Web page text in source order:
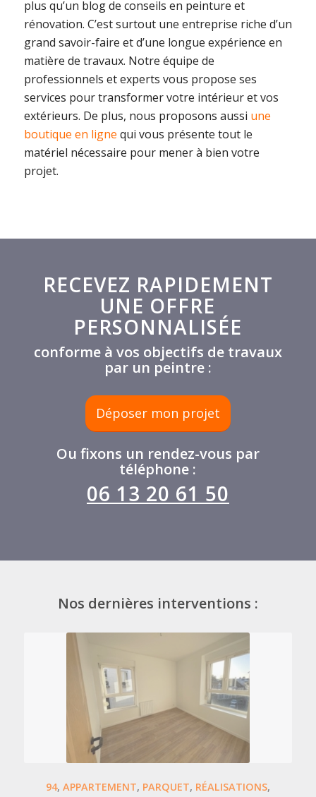
plus qu’un blog de conseils en peinture et
rénovation. C’est surtout une entreprise riche d’un
grand savoir-faire et d’une longue expérience en
matière de travaux. Notre équipe de
professionnels et experts vous propose ses
services pour transformer votre intérieur et vos
extérieurs. De plus, nous proposons aussi une
boutique en ligne qui vous présente tout le
matériel nécessaire pour mener à bien votre
projet.
RECEVEZ RAPIDEMENT
UNE OFFRE
PERSONNALISÉE
conforme à vos objectifs de travaux
par un peintre :
Déposer mon projet
Ou fixons un rendez-vous par
téléphone :
06 13 20 61 50
Nos dernières interventions :
94, APPARTEMENT, PARQUET, RÉALISATIONS,